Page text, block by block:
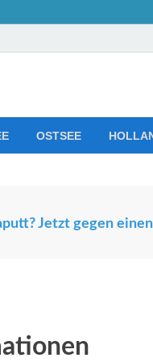
OSTSEE
Jetzt gegen